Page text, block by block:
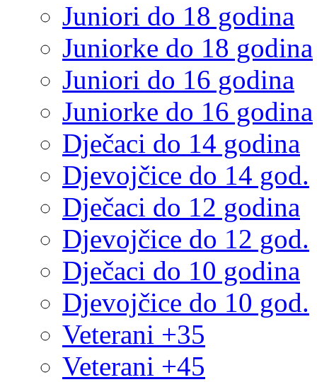
Juniori do 18 godina
Juniorke do 18 godina
Juniori do 16 godina
Juniorke do 16 godina
Dječaci do 14 godina
Djevojčice do 14 god.
Dječaci do 12 godina
Djevojčice do 12 god.
Dječaci do 10 godina
Djevojčice do 10 god.
Veterani +35
Veterani +45